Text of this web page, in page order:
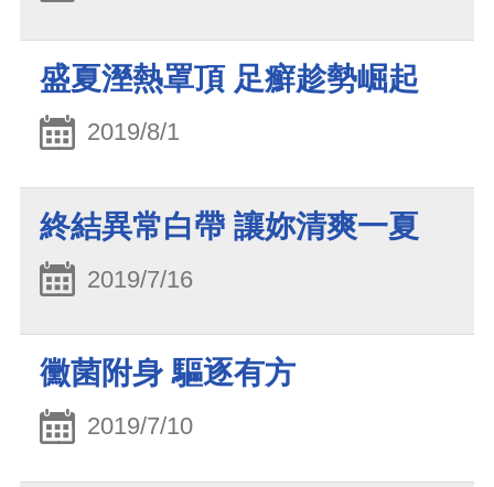
盛夏溼熱罩頂 足癬趁勢崛起
2019/8/1
終結異常白帶 讓妳清爽一夏
2019/7/16
黴菌附身 驅逐有方
2019/7/10